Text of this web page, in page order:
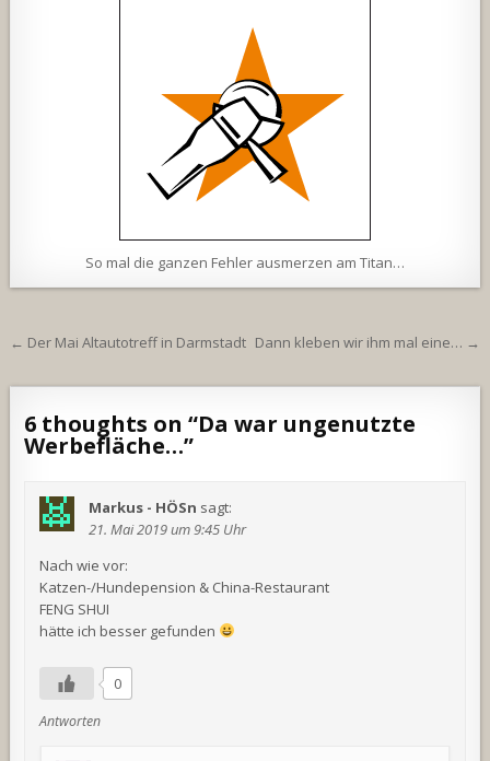
So mal die ganzen Fehler ausmerzen am Titan…
Beitragsnavigation
← Der Mai Altautotreff in Darmstadt Dann kleben wir ihm mal eine… →
6 thoughts on “Da war ungenutzte
Werbefläche…”
Markus - HÖSn sagt:
21. Mai 2019 um 9:45 Uhr
Nach wie vor:
Katzen-/Hundepension & China-Restaurant
FENG SHUI
hätte ich besser gefunden
0
Antworten